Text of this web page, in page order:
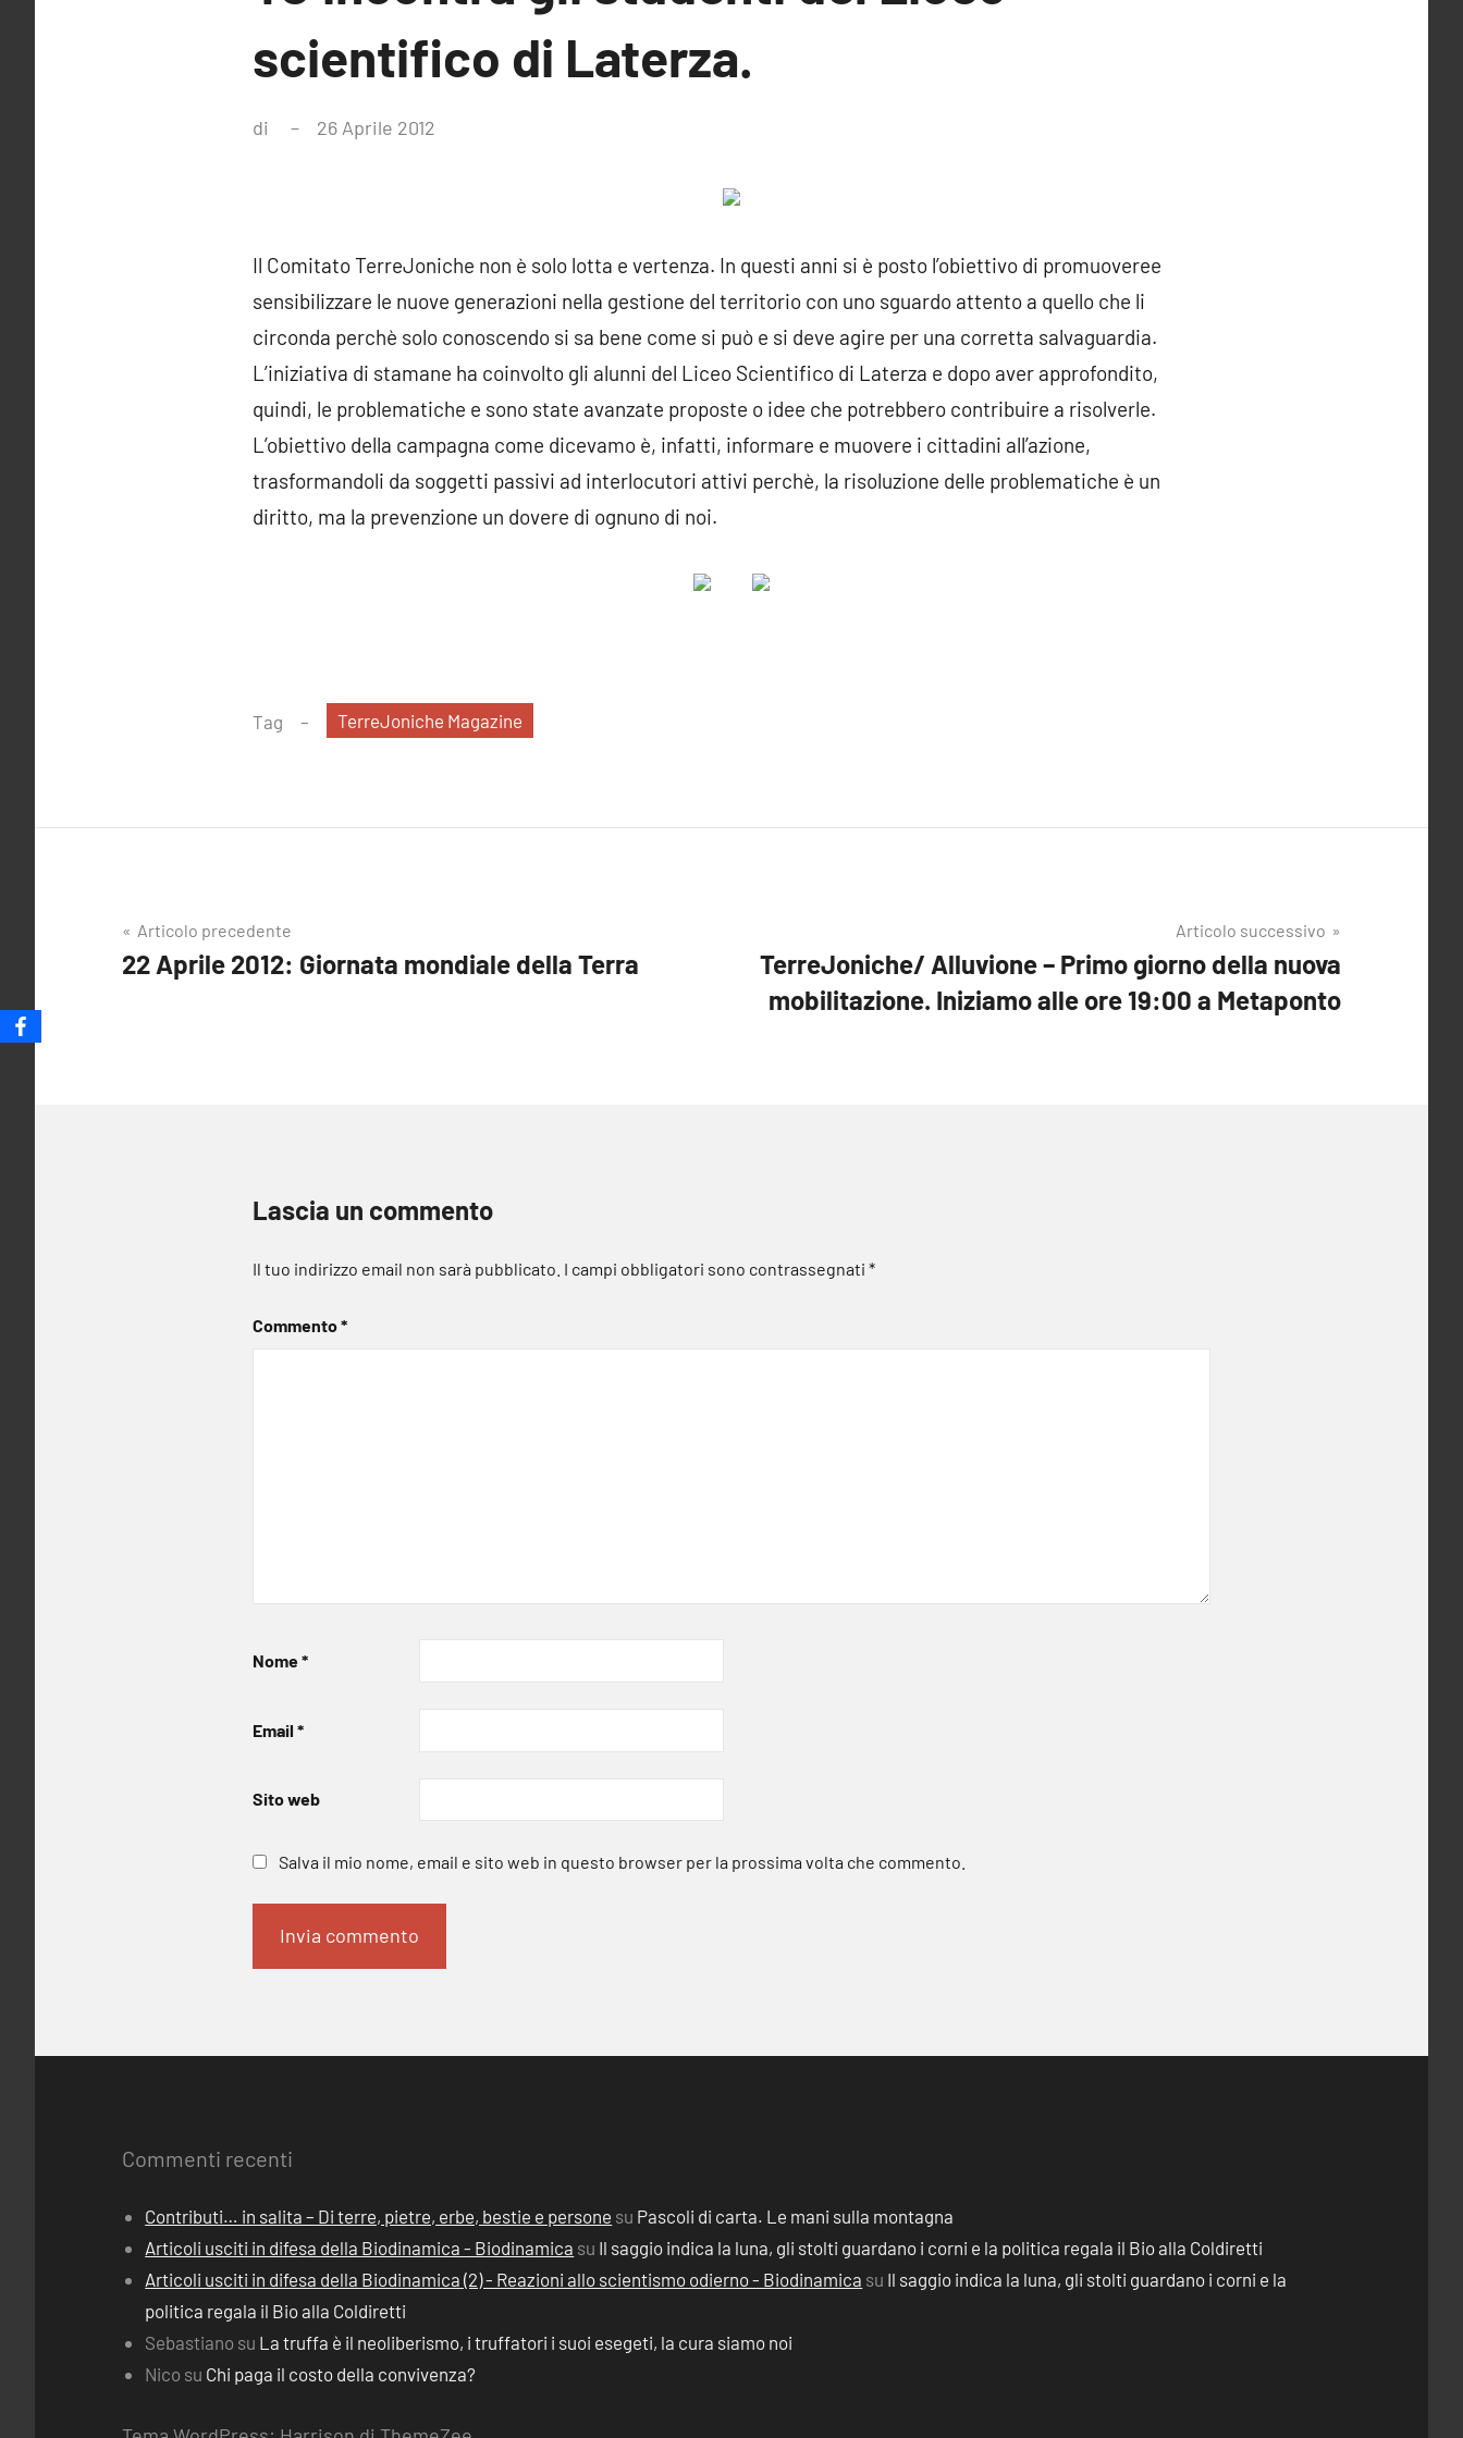
scientifico di Laterza.
di 26 Aprile 2012
Il Comitato TerreJoniche non è solo lotta e vertenza. In questi anni si è posto l’obiettivo di promuoveree
sensibilizzare le nuove generazioni nella gestione del territorio con uno sguardo attento a quello che li
circonda perchè solo conoscendo si sa bene come si può e si deve agire per una corretta salvaguardia.
L’iniziativa di stamane ha coinvolto gli alunni del Liceo Scientifico di Laterza e dopo aver approfondito,
quindi, le problematiche e sono state avanzate proposte o idee che potrebbero contribuire a risolverle.
L’obiettivo della campagna come dicevamo è, infatti, informare e muovere i cittadini all’azione,
trasformandoli da soggetti passivi ad interlocutori attivi perchè, la risoluzione delle problematiche è un
diritto, ma la prevenzione un dovere di ognuno di noi.
Tag TerreJoniche Magazine
Navigazione
articoli
Articolo precedente
22 Aprile 2012: Giornata mondiale della Terra
Articolo successivo
TerreJoniche/ Alluvione – Primo giorno della nuova
mobilitazione. Iniziamo alle ore 19:00 a Metaponto
Lascia un commento
Il tuo indirizzo email non sarà pubblicato. I campi obbligatori sono contrassegnati *
Commento*
Nome*
Email *
Sito web
Salva il mio nome, email e sito web in questo browser per la prossima volta che commento.
Commenti recenti
Contributi… in salita – Di terre, pietre, erbe, bestie e persone su Pascoli di carta. Le mani sulla montagna
Articoli usciti in difesa della Biodinamica - Biodinamica su Il saggio indica la luna, gli stolti guardano i corni e la politica regala il Bio alla Coldiretti
Articoli usciti in difesa della Biodinamica (2) - Reazioni allo scientismo odierno - Biodinamica su Il saggio indica la luna, gli stolti guardano i corni e la
politica regala il Bio alla Coldiretti
Sebastiano su La truffa è il neoliberismo, i truffatori i suoi esegeti, la cura siamo noi
Nico su Chi paga il costo della convivenza?